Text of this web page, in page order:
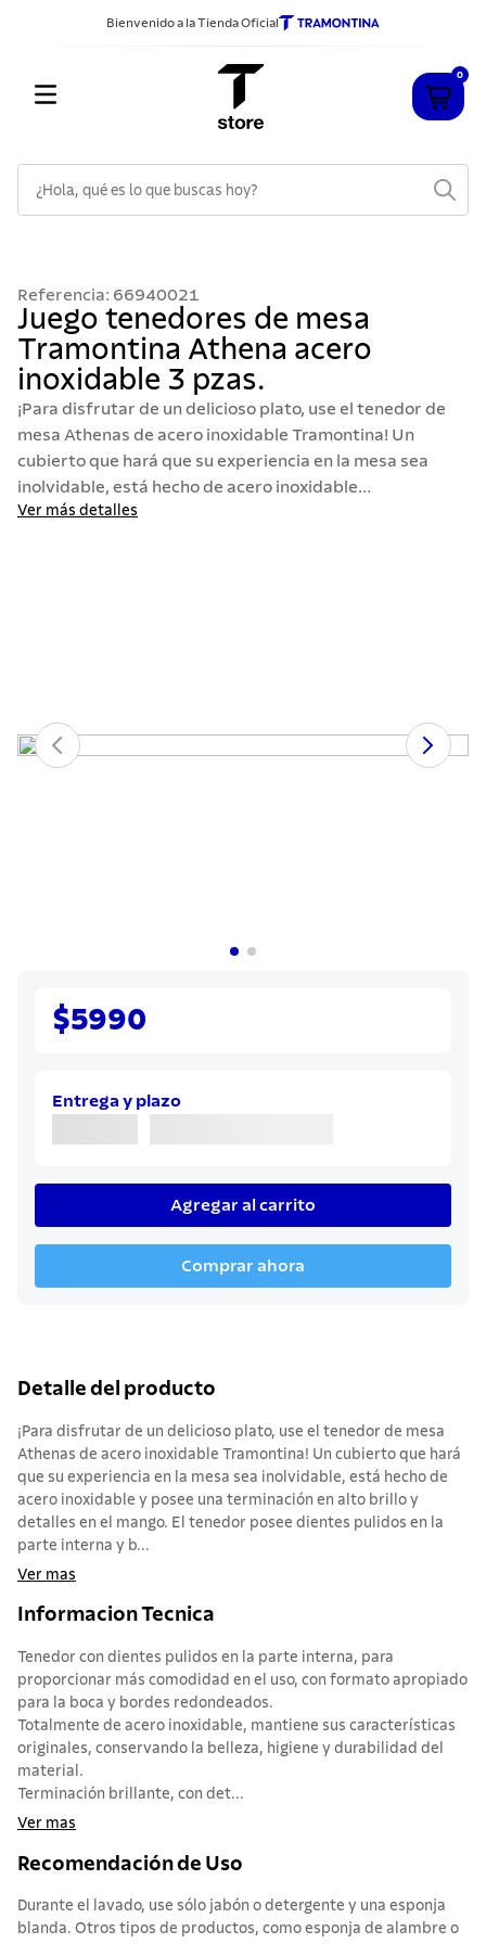
Bienvenido a la Tienda Oficial
0
Referencia: 66940021
Juego tenedores de mesa
Tramontina Athena acero
inoxidable 3 pzas.
¡Para disfrutar de un delicioso plato, use el tenedor de
mesa Athenas de acero inoxidable Tramontina! Un
cubierto que hará que su experiencia en la mesa sea
inolvidable, está hecho de acero inoxidable...
Ver más detalles
$5990
Entrega y plazo
Agregar al carrito
Comprar ahora
Detalle del producto
¡Para disfrutar de un delicioso plato, use el tenedor de mesa
Athenas de acero inoxidable Tramontina! Un cubierto que hará
que su experiencia en la mesa sea inolvidable, está hecho de
acero inoxidable y posee una terminación en alto brillo y
detalles en el mango. El tenedor posee dientes pulidos en la
parte interna y b...
Ver mas
Informacion Tecnica
Tenedor con dientes pulidos en la parte interna, para
proporcionar más comodidad en el uso, con formato apropiado
para la boca y bordes redondeados.
Totalmente de acero inoxidable, mantiene sus características
originales, conservando la belleza, higiene y durabilidad del
material.
Terminación brillante, con det...
Ver mas
Recomendación de Uso
Durante el lavado, use sólo jabón o detergente y una esponja
blanda. Otros tipos de productos, como esponja de alambre o
2 .
sarten
3.
cubiertos
4.
ollas
acero inoxidable
6.
grano
442